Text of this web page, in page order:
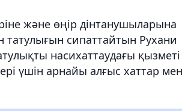
және өңір дінтанушыларына
татулығын сипаттайтын Рухани
насихаттаудағы қызметі
үшін арнайы алғыс хаттар мен